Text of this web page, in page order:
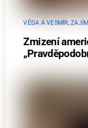
VĚDA A VESMÍR,
Zmizení